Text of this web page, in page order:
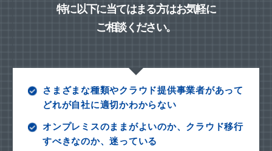
特に以下に当てはまる方はお気軽に
ご相談ください。
さまざまな種類やクラウド提供事業者があって
どれが自社に適切かわからない
オンプレミスのままがよいのか、クラウド移行
すべきなのか、迷っている